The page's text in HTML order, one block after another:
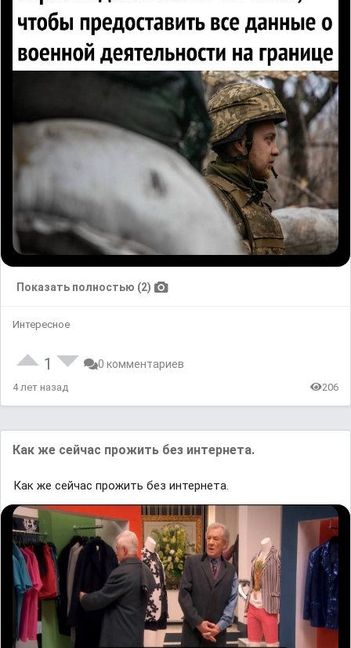
Показать полностью (2)
Интересное
1 0 комментариев
4 лет назад 206
Как же сейчас прожить без интернета.
Как же сейчас прожить без интернета.